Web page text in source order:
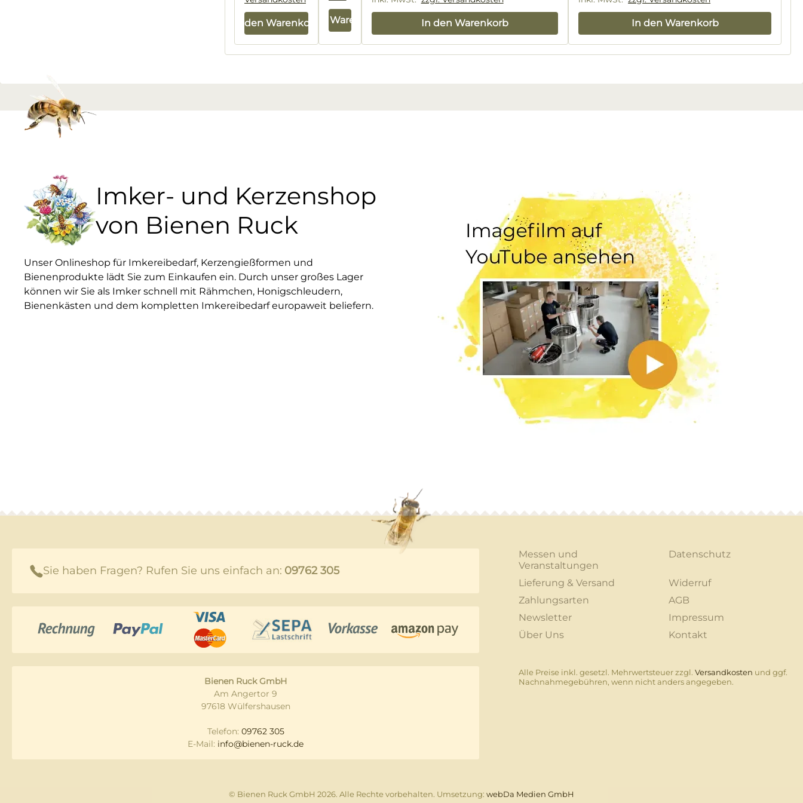
In den WarenkorbIn den Warenkorb In den Warenkorb In den Warenkorb
Imker- und Kerzenshop
von Bienen Ruck
Unser Onlineshop für Imkereibedarf, Kerzengießformen und
Bienenprodukte lädt Sie zum Einkaufen ein. Durch unser großes Lager
können wir Sie als Imker schnell mit Rähmchen, Honigschleudern,
Bienenkästen und dem kompletten Imkereibedarf europaweit beliefern.
Sie haben Fragen? Rufen Sie uns einfach an: 09762 305
Bienen Ruck GmbH
Am Angertor 9
97618 Wülfershausen
Telefon: 09762 305
E-Mail: info@bienen-ruck.de
Messen und
Veranstaltungen
Datenschutz
Lieferung & Versand
Widerruf
Zahlungsarten
AGB
Newsletter
Impressum
Über Uns
Kontakt
Alle Preise inkl. gesetzl. Mehrwertsteuer zzgl. Versandkosten und ggf.
Nachnahmegebühren, wenn nicht anders angegeben.
© Bienen Ruck GmbH 2026. Alle Rechte vorbehalten. Umsetzung: webDa Medien GmbH